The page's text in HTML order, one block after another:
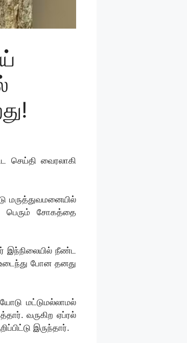
செய்தி வைரலாகி
மருத்துவமனையில்
பெரும் சோகத்தை
இந்நிலையில் நீண்ட
போன தனது
மட்டுமல்லாமல்
வருகிற ஏப்ரல்
இருந்தார்.